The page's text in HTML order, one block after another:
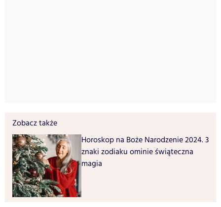
Zobacz także
Horoskop na Boże Narodzenie 2024. 3
znaki zodiaku ominie świąteczna
magia